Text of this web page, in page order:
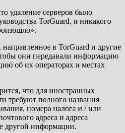
удаление серверов было
TorGuard, и никакого
направленное в TorGuard и другие
они передавали информацию
об их операторах и местах
что для иностранных
требуют полного названия
номера налога и / или
адреса и адреса
другой информации.